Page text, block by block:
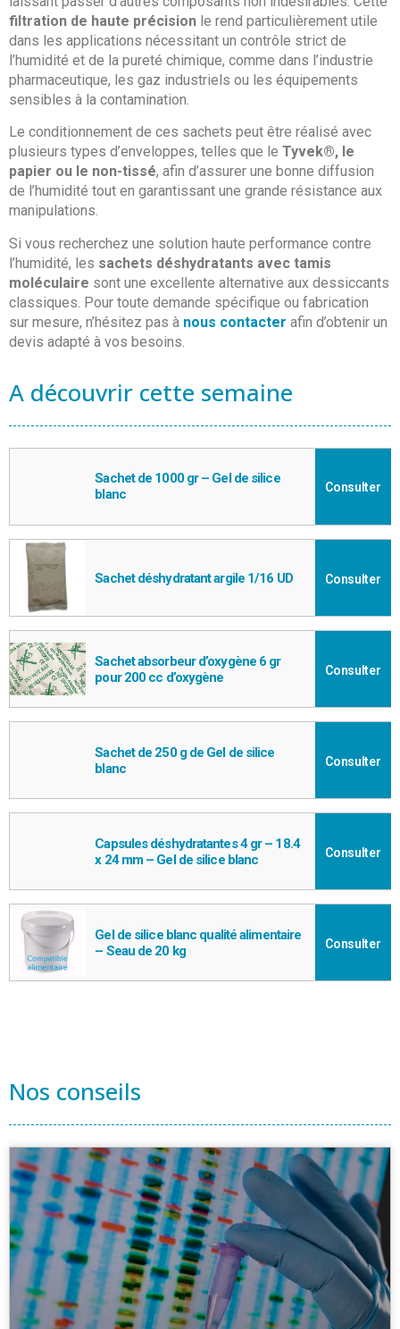
filtration de haute précision le rend particulièrement utile
dans les applications nécessitant un contrôle strict de
l’humidité et de la pureté chimique, comme dans l’industrie
pharmaceutique, les gaz industriels ou les équipements
sensibles à la contamination.
Le conditionnement de ces sachets peut être réalisé avec
plusieurs types d’enveloppes, telles que le Tyvek®, le
papier ou le non-tissé, afin d’assurer une bonne diffusion
de l’humidité tout en garantissant une grande résistance aux
manipulations.
Si vous recherchez une solution haute performance contre
l’humidité, les sachets déshydratants avec tamis
moléculaire sont une excellente alternative aux dessiccants
classiques. Pour toute demande spécifique ou fabrication
sur mesure, n’hésitez pas à nous contacter afin d’obtenir un
devis adapté à vos besoins.
A découvrir cette semaine
Sachet de 1000 gr – Gel de silice
blanc
Consulter
Sachet déshydratant argile 1/16 UD Consulter
Sachet absorbeur d’oxygène 6 gr
pour 200 cc d’oxygène
Consulter
Sachet de 250 g de Gel de silice
blanc
Consulter
Capsules déshydratantes 4 gr – 18.4
x 24 mm – Gel de silice blanc
Consulter
Gel de silice blanc qualité alimentaire
– Seau de 20 kg
Consulter
Nos conseils